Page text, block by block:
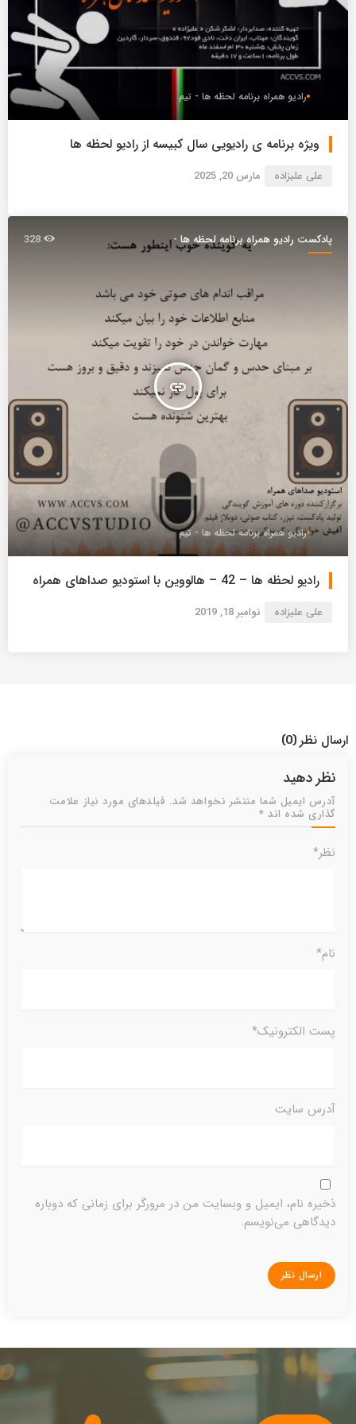
رادیو همراه برنامه لحظه ها - تیم
ویژه برنامه ی رادیویی سال کبیسه از رادیو لحظه ها
علی علیزاده مارس 20, 2025
پادکست رادیو همراه برنامه لحظه ها -
تیم
insert_link
رادیو همراه برنامه لحظه ها - تیم
رادیو لحظه ها – 42 – هالووین با استودیو صداهای همراه
علی علیزاده نوامبر 18, 2019
ارسال نظر (0)
نظر دهید
آدرس ایمیل شما منتشر نخواهد شد. فیلدهای مورد نیاز علامت
گذاری شده اند *
نظر*
نام*
پست الکترونیک*
آدرس سایت
ذخیره نام، ایمیل و وبسایت من در مرورگر برای زمانی که دوباره
دیدگاهی می‌نویسم.